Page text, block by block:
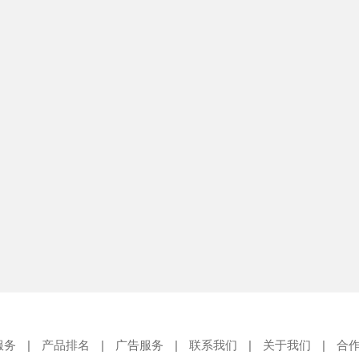
务 | 产品排名 | 广告服务 | 联系我们 | 关于我们 | 合